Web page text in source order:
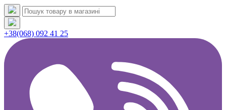
+38(068) 092 41 25